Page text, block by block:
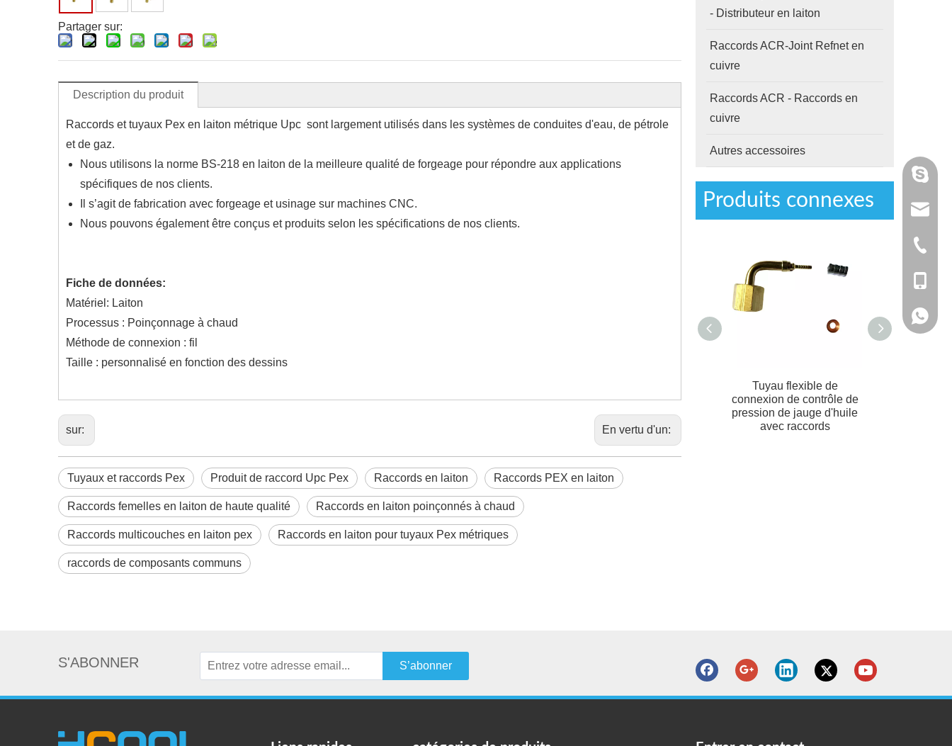
Partager sur:
Description du produit
Raccords et tuyaux Pex en laiton métrique Upc sont largement utilisés dans les systèmes de conduites d'eau, de pétrole
et de gaz.
Nous utilisons la norme BS-218 en laiton de la meilleure qualité de forgeage pour répondre aux applications
spécifiques de nos clients.
Il s’agit de fabrication avec forgeage et usinage sur machines CNC.
Nous pouvons également être conçus et produits selon les spécifications de nos clients.
Fiche de données:
Matériel: Laiton
Processus : Poinçonnage à chaud
Méthode de connexion : fil
Taille : personnalisé en fonction des dessins
sur: En vertu d'un:
Tuyaux et raccords Pex Produit de raccord Upc Pex Raccords en laiton Raccords PEX en laiton
Raccords femelles en laiton de haute qualité Raccords en laiton poinçonnés à chaud
Raccords multicouches en laiton pex Raccords en laiton pour tuyaux Pex métriques
raccords de composants communs
- Distributeur en laiton
Raccords ACR-Joint Refnet en
cuivre
Raccords ACR - Raccords en
cuivre
Autres accessoires
Produits connexes
en laiton, raccord de tuyau
barbelé en laiton
Tuyau flexible de
connexion de contrôle de
pression de jauge d'huile
avec raccords
S'ABONNER S’abonner
+ 86-
+86 -